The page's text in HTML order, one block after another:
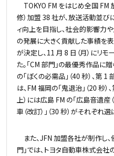
TOKYO FM をはじめ全国 FM
修）加盟 38 社が、放送活動並
ィ向上を目指し、社会的影響力
の発展に大きく貢献した事績を
が決定し、11 月 8 日（月）にリ
た。「CM 部門」の最優秀作品に
の「ぼくの必需品」（40 秒）、第
は、FM 福岡の「鬼退治」（20 秒
上）には広島 FM の「広島音遺
車（改訂）」（30 秒）がそれぞれ選
また、JFN 加盟各社が制作し
門」では、トヨタ自動車株式会社